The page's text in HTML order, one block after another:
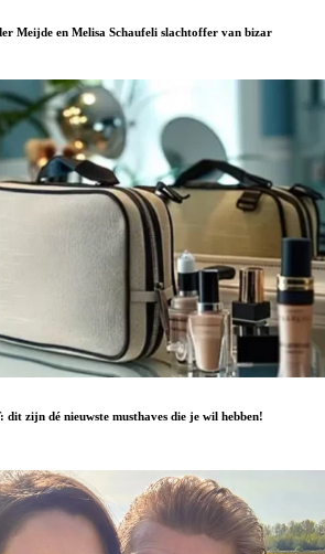
Meijde en Melisa Schaufeli slachtoffer van bizar
zijn dé nieuwste musthaves die je wil hebben!